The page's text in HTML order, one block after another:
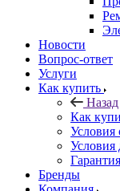
Новости
Вопрос-ответ
Услуги
Как купить
Назад
Как
Условия
Условия
Бренды